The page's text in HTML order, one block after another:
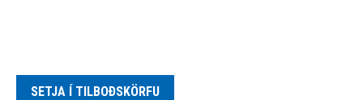
SETJA Í TILBOÐSKÖRFU